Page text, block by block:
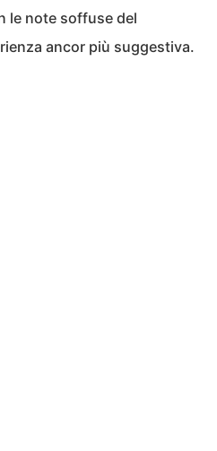
le note soffuse del
ancor più suggestiva.